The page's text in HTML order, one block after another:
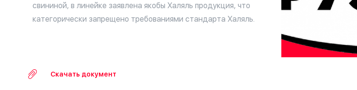
свининой, в линейке заявлена якобы Халяль продукция, что
категорически запрещено требованиями стандарта Халяль.
Скачать документ